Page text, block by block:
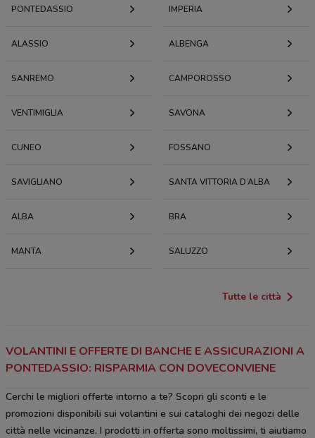
PONTEDASSIO IMPERIA
ALASSIO ALBENGA
SANREMO CAMPOROSSO
VENTIMIGLIA SAVONA
CUNEO FOSSANO
SAVIGLIANO SANTA VITTORIA D’ALBA
ALBA BRA
MANTA SALUZZO
Tutte le città
VOLANTINI E OFFERTE DI BANCHE E ASSICURAZIONI A
PONTEDASSIO: RISPARMIA CON DOVECONVIENE
Cerchi le migliori offerte intorno a te? Scopri gli sconti e le
promozioni disponibili sui volantini e sui cataloghi dei negozi delle
città nelle vicinanze. I prodotti in offerta sono moltissimi, ti aiutiamo